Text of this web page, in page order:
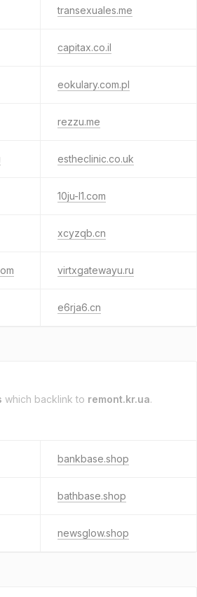
transexuales.me
capitax.co.il
eokulary.com.pl
rezzu.me
estheclinic.co.uk
10ju-l1.com
xcyzqb.cn
virtxgatewayu.ru
e6rja6.cn
which backlink to remont.kr.ua.
bankbase.shop
bathbase.shop
newsglow.shop